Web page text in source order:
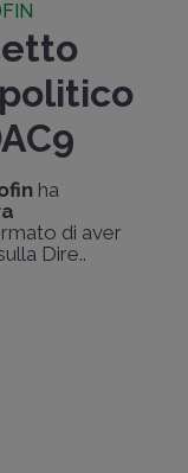
ha
di aver
Dire..